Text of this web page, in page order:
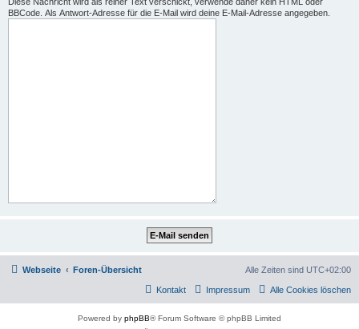
BBCode. Als Antwort-Adresse für die E-Mail wird deine E-Mail-Adresse angegeben.
Webseite Foren-Übersicht Alle Zeiten sind UTC+02:00
Alle Cookies löschen
Impressum
Kontakt
Powered by phpBB® Forum Software © phpBB Limited